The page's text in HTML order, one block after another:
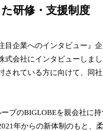
研修・支援制度
目企業へのインタビュー』
式会社にインタビューしま
されている方に向けて、同
プのBIGLOBEを親会社に
年からの新体制のもと、